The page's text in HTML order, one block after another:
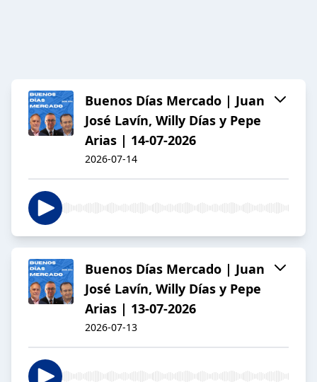
Buenos Días Mercado | Juan
José Lavín, Willy Días y Pepe
Arias | 14-07-2026
2026-07-14
Buenos Días Mercado | Juan
José Lavín, Willy Días y Pepe
Arias | 13-07-2026
2026-07-13